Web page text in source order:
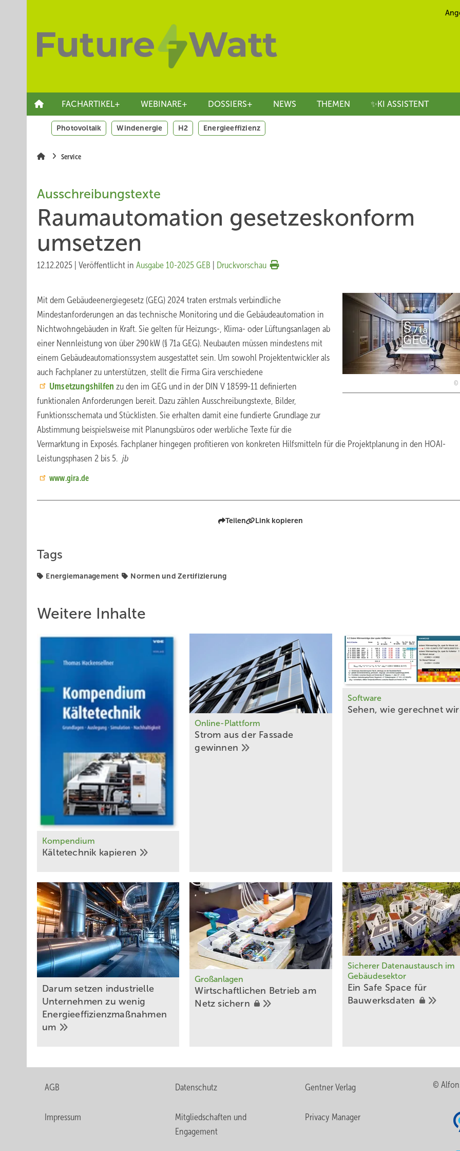
FACHARTIKEL+ WEBINARE+ DOSSIERS+ NEWS THEMEN ✨KI ASSISTENT
Photovoltaik Windenergie H2 Energieeffizienz
Service
Ausschreibungstexte
Raum­auto­mation gesetzeskonform
umsetzen
12.12.2025 Veröffentlicht in Ausgabe 10-2025 GEB Druckvorschau
Mit dem Gebäudeenergiegesetz (GEG) 2024 traten erstmals verbindliche
Mindestanforderungen an das technische Monitoring und die Gebäudeautomation in
Nichtwohngebäuden in Kraft. Sie gelten für Heizungs-, Klima- oder Lüftungsanlagen ab
einer Nennleistung von über 290 kW (§ 71a GEG). Neubauten müssen mindestens mit
einem Gebäudeautomationssystem ausgestattet sein. Um sowohl Projektentwickler als
auch Fachplaner zu unterstützen, stellt die Firma Gira verschiedene
Umsetzungshilfen zu den im GEG und in der DIN V 18599-11 definierten
funktionalen Anforderungen bereit. Dazu zählen Ausschreibungstexte, Bilder,
Funktionsschemata und Stücklisten. Sie erhalten damit eine fundierte Grundlage zur
Abstimmung beispielsweise mit Planungsbüros oder werbliche Texte für die
Vermarktung in Exposés. Fachplaner hingegen profitieren von konkreten Hilfsmitteln für die Projektplanung in den HOAI-
Leistungsphasen 2 bis 5. jb
www.gira.de
Teilen Link kopieren
Tags
Energiemanagement Normen und Zertifizierung
Weitere Inhalte
Kompendium
Kältetechnik kapieren
Online-Plattform
Strom aus der Fassade
gewinnen
Software
Sehen, wie gerechnet
Darum setzen industrielle
Unternehmen zu wenig
Energieeffizienzmaßnahmen
um
Großanlagen
Wirtschaftlichen Betrieb am
Netzsichern
Sicherer Datenaustausch im
Gebäudesektor
Ein Safe Space für
Bauwerksdaten
AGB Datenschutz Gentner Verlag
Impressum
Mitgliedschaften und
Engagement
Privacy Manager
©